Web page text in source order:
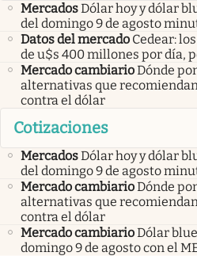
MercadosDólar hoy y dólar
del domingo 9 de agosto
Datos del mercado Cedear:
de u$s 400 millones por día,
Mercado cambiarioDónde
alternativas que
contra el dólar
Cotizaciones
MercadosDólar hoy y dólar
del domingo 9 de agosto
Mercado cambiarioDónde
alternativas que
contra el dólar
Mercado cambiarioDólar
domingo 9 de agosto con el